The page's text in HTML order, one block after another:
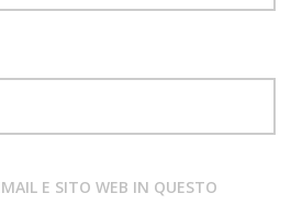
E SITO WEB IN QUESTO